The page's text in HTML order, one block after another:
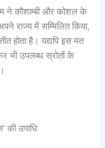
ने कौशाम्बी और कोशल के
राज्य में सम्मिलित किया,
होता है। यद्यपि इस मत
भी उपलब्ध स्रोतों के
की उपाधि